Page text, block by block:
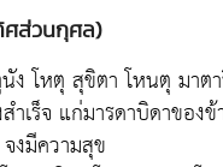
ส่วนกุศล)
ง โหตุ สุขิตา โหนตุ มาต
เร็จ แก่มารดาบิดาของข้
งมีความสุข